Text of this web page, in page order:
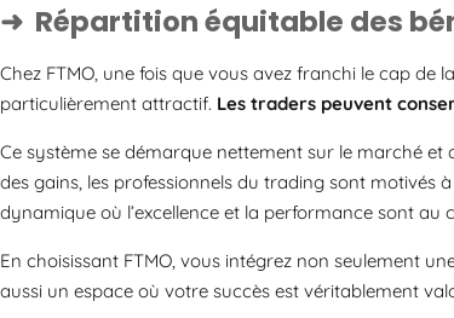
Répartition équitable des
Chez FTMO, une fois que vous avez franchi le cap
particulièrement attractif. Les traders peuvent
Ce système se démarque nettement sur le marché
des gains, les professionnels du trading sont motivés
dynamique où l’excellence et la performance sont
En choisissant FTMO, vous intégrez non seulement
aussi un espace où votre succès est véritablement